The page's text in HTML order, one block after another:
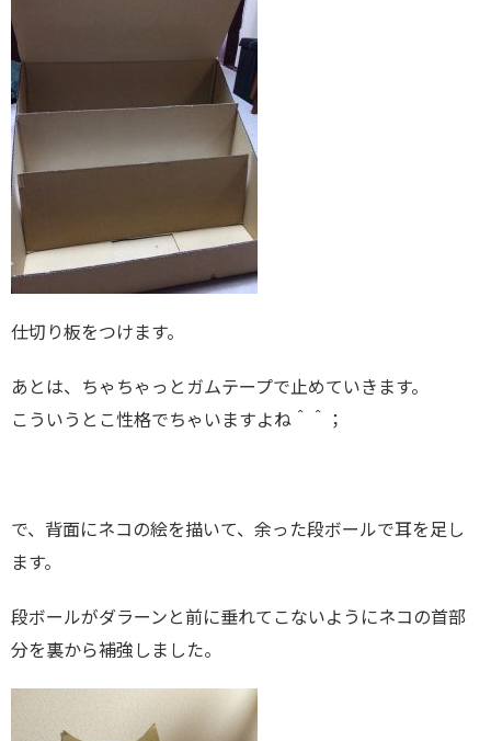
仕切り板をつけます。
あとは、ちゃちゃっとガムテープで止めていきます。
こういうとこ性格でちゃいますよね＾＾；
で、背面にネコの絵を描いて、余った段ボールで耳を足し
ます。
段ボールがダラーンと前に垂れてこないようにネコの首部
分を裏から補強しました。